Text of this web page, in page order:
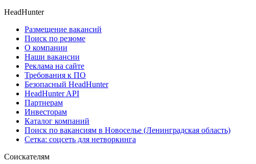
HeadHunter
Размещение вакансий
Поиск по резюме
О компании
Наши вакансии
Реклама на сайте
Требования к ПО
Безопасный HeadHunter
HeadHunter API
Партнерам
Инвесторам
Каталог компаний
Поиск по вакансиям в Новоселье (Ленинградская область)
Сетка: соцсеть для нетворкинга
Соискателям